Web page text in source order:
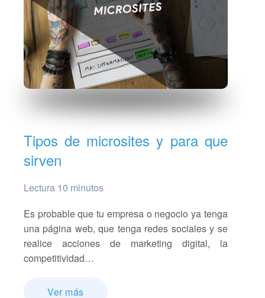
Tipos de microsites y para que
sirven
Lectura 10 minutos
Es probable que tu empresa o negocio ya tenga
una página web, que tenga redes sociales y se
realice acciones de marketing digital, la
competitividad…
Ver más